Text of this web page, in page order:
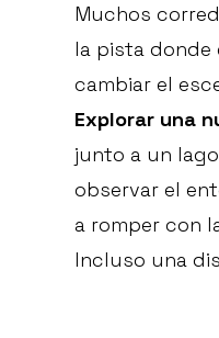
Muchos
la pista donde
cambiar el
Explorar una
junto a un
observar el
a romper con
Incluso una